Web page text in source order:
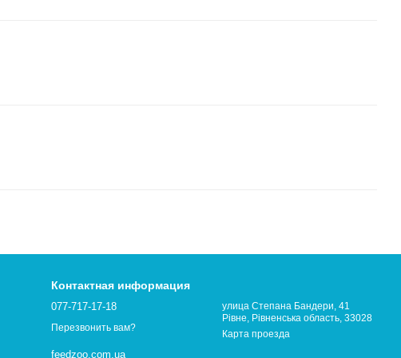
Контактная информация
077-717-17-18
Перезвонить вам?
feedzoo.com.ua
улица Степана Бандери, 41
Рівне, Рівненська область, 33028
Карта проезда